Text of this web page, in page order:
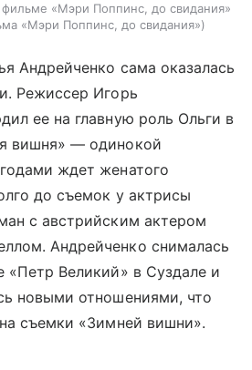
«Мэри Поппинс, до свидания»
«Мэри Поппинс, до свидания»
Андрейченко сама оказалась
Режиссер Игорь
ее на главную роль Ольги в
вишня» — одинокой
ждет женатого
до съемок у актрисы
с австрийским актером
Андрейченко снималась
«Петр Великий» в Суздале и
новыми отношениями, что
съемки «Зимней вишни».